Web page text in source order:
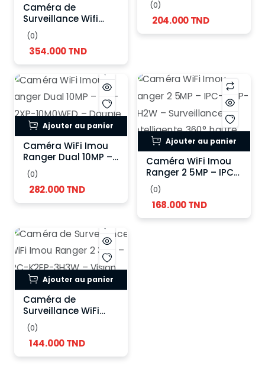
Caméra de
Surveillance Wifi
Imou Cruiser Z 5MP
IPC-S7DP-5M0WEZ –
Caméra Extérieure
PTZ Étanche IP66
(0)
354.000 TND
IPC-K3DP-5H0WF
(0)
204.000 TND
Ajouter au panier
Caméra WiFi Imou
Ranger Dual 10MP –
IPC-S2XP-10M0WED
– Double objectif
intelligent 360°
(0)
282.000 TND
Ajouter au panier
Caméra WiFi Imou
Ranger 2 5MP – IPC-
K2EP-5H2W –
Surveillance
intelligente 360°
haute résolution
(0)
168.000 TND
Ajouter au panier
Caméra de
Surveillance WiFi
Imou Ranger 2 3MP –
IPC-K2EP-3H3W –
Vision 360°
intelligente
(0)
144.000 TND